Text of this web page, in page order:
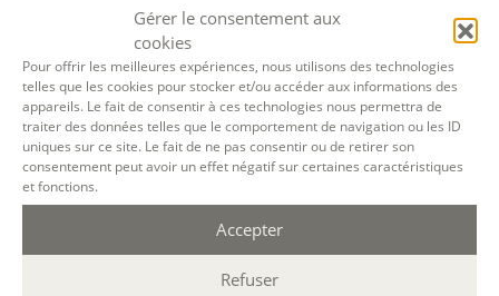
Gérer le consentement aux
cookies
Pour offrir les meilleures expériences, nous utilisons des technologies
telles que les cookies pour stocker et/ou accéder aux informations des
appareils. Le fait de consentir à ces technologies nous permettra de
traiter des données telles que le comportement de navigation ou les ID
uniques sur ce site. Le fait de ne pas consentir ou de retirer son
consentement peut avoir un effet négatif sur certaines caractéristiques
et fonctions.
Accepter
Refuser
supports, accessibilité de nos salles).
Sauf mention contraire, il n’y a pas de modalité d’accès et les
inscriptions à nos activités sont ouvertes jusqu’au dernier
jour ouvré précédant l’ouverture, dans la limite des places
disponibles. Si vous souhaitez faire prendre en charge votre
formation (Afdas, France Travail…), la demande d’inscription
est à effectuer au plus tard un mois avant le début de la
formation.
L’école d’écriture
La fabrique du manuscrit